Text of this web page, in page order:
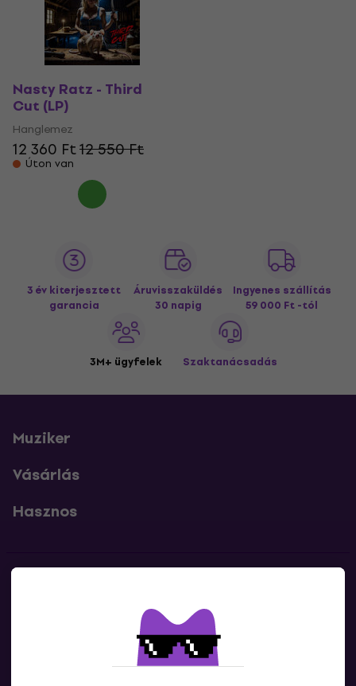
Nasty Ratz - Third
Cut (LP)
Hanglemez
12 360 Ft12 550 Ft
Úton van
3 év kiterjesztett
garancia
Áruvisszaküldés
30 napig
Ingyenes szállítás
59 000 Ft -tól
3M+ ügyfelek Szaktanácsadás
Muziker
Vásárlás
Hasznos
Lépj kapcsolatba velünk